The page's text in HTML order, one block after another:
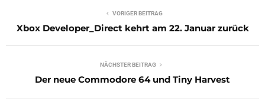
VORIGER BEITRAG
Xbox Developer_Direct kehrt am 22. Januar zurück
NÄCHSTER BEITRAG
Der neue Commodore 64 und Tiny Harvest